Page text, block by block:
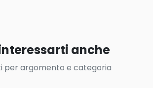
anche
per argomento e categoria